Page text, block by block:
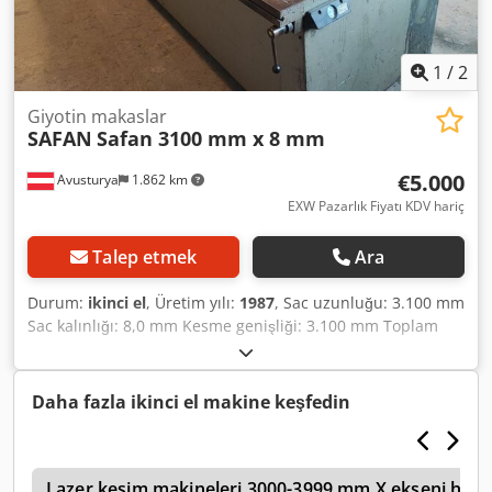
1 /2
Avusturya 1.862 km
Giyotin makaslar
SAFAN Safan 3100 mm x 8 mm
€5.000
EXW Pazarlık Fiyatı KDV hariç
Talep etmek Ara
Durum: ikinci el, Üretim yılı: 1987, Sac uzunluğu: 3.100 mm
Sac kalınlığı: 8,0 mm Kesme genişliği: 3.100 mm Toplam
güç ihtiyacı: 11 kW Ağırlık yaklaşık: 7.500 kg Dcjdpsyy Tqcjfx
Aikjk Boyutlar (U x G x Y): 4180 x 2150 x 2000 mm Teknik
veriler: Sac kalınlığı: 8 mm Kesme uzunluğu: 3.100 mm
Arka dayama: motorlu, 1.000 mm Kesme aralığı ayarı 11 kW
Daha fazla ikinci el makine keşfedin